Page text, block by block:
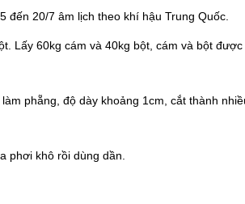
20/7 âm lịch theo khí hậu Trung Quốc.
Lấy 60kg cám và 40kg bột, cám và bột
phẵng, độ dày khoảng 1cm, cắt thành
phơi khô rồi dùng dần.